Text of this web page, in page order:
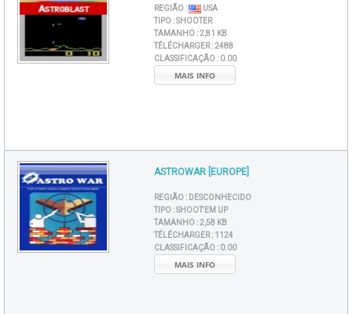
REGIÃO :
USA
TIPO :SHOOTER
TAMANHO :2,81 KB
TÉLÉCHARGER :2488
CLASSIFICAÇÃO : 0.00
MAIS INFO
ASTROWAR [EUROPE]
REGIÃO : DESCONHECIDO
TIPO :SHOOT'EM UP
TAMANHO :2,58 KB
TÉLÉCHARGER : 1124
CLASSIFICAÇÃO : 0.00
MAIS INFO